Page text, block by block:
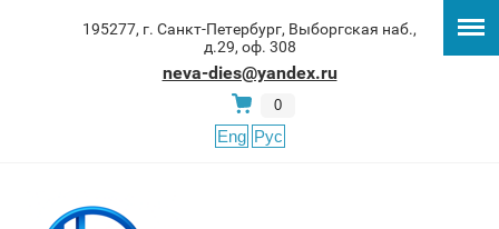
195277, г. Санкт-Петербург, Выборгская наб.,
д.29, оф. 308
neva-dies@yandex.ru
0
Eng Рус